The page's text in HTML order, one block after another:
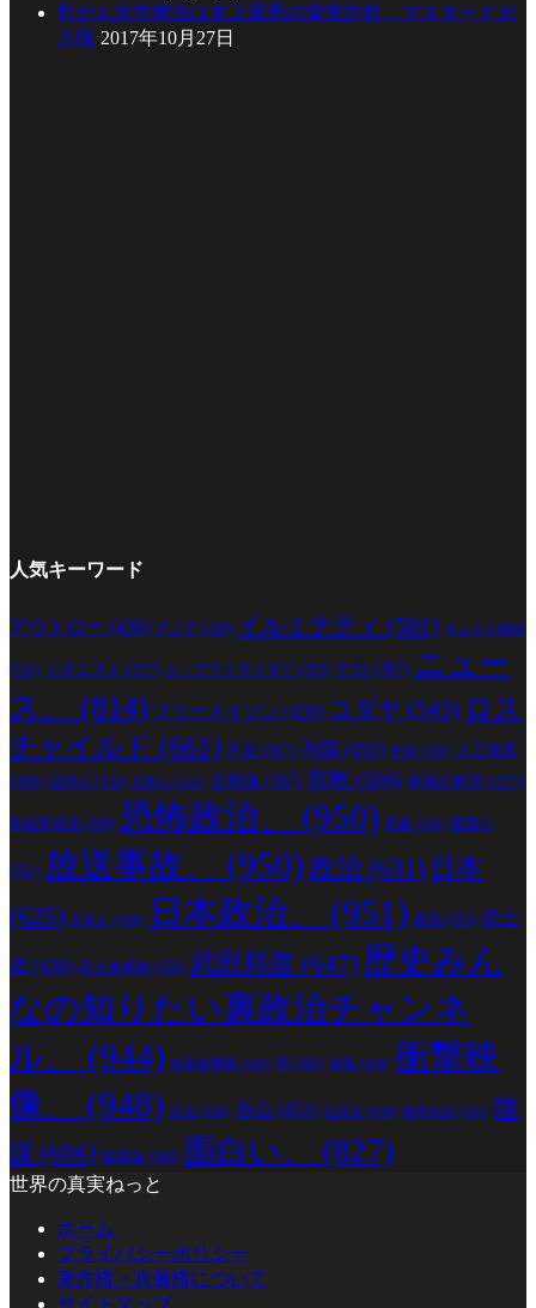
乳がん化学療法は史上最悪の薬害詐欺 マスタードガ
ス猟 2017年10月27日
人気キーワード
アウトロー (438) アジア (350) イルミナティ (581) サムライ精神
(334) シオニスト (377) ジ・アウトサイダー (353) テロ (387) ニュー
ス、
(814) フリーメイソン (430) ユダヤ (543) ロス
チャイルド (661) 不良 (367) 与国 (455) 中国 (330) 人工地震
(380) 信仰心 (350) 大和心 (332) 大和魂 (397) 宗教 (504) 幸福の科学 (377)
幸福実現党 (360) 恐怖政治、 (950) 悪魔 (340) 愛国心
(351) 放送事故、 (950) 政治 (631) 日本
(625) 日本人 (336) 日本政治、 (951) 最強 (353) 武士
道 (436) 武士道精神 (356) 武田邦彦 (647) 歴史みん
なの知りたい裏政治チャンネ
ル、
(944) 特別攻撃隊 (328) 男 (361) 神風 (328) 衝撃映
像、
(948) 説法 (336) 谷山 (451) 辻説法 (336) 都市伝説 (341) 陰
謀 (606) 陰謀論 (360) 面白い、 (827)
世界の真実ねっと
ホーム
プライバシーポリシー
著作権・肖像権について
サイトマップ